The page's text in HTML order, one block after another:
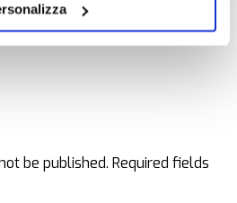
be published. Required fields